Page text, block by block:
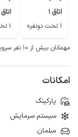
اتاق 1
1 تخت دونفره
اتاق 2
1 تخت دونفره
مهمانان بیش از ۱۰ نفر سرویس خواب به همراه داشته باشند.
امکانات
پارکینگ
سیستم سرمایش
مبلمان